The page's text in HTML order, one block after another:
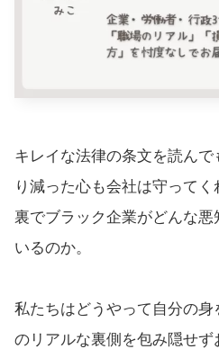
キレイな法律の条文を読ん
り減った心も会社は守って
裏でブラック企業がどんな
いるのか。
私たちはどうやって自分の
のリアルな裏側を包み隠せず